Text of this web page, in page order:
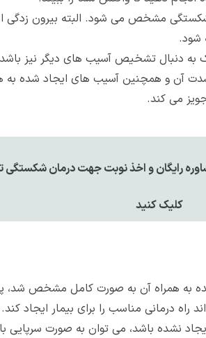
مشخص می شود. البته بیرون زدگی
شود.
به دنبال تشخیص آسیب های دیگر نیز
و همچنین آسیب های ایجاد شده به
رايگان و اخذ نوبت جهت درمان شکستگی
کليک کنيد
همراه آن به صورت کامل مشخص شد،
درمانی مناسب را برای بیمار ایجاد کند.
نشده باشد، می توان به صورت سرپایی